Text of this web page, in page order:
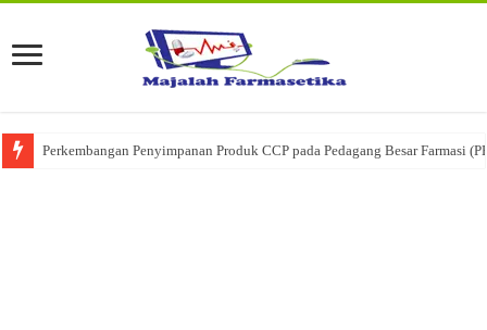
Perkembangan Penyimpanan Produk CCP pada Pedagang Besar Farmasi